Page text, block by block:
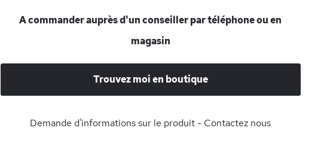
A commander auprès d'un conseiller par téléphone ou en
magasin
Trouvez moi en boutique
Demande d'informations sur le produit - Contactez nous